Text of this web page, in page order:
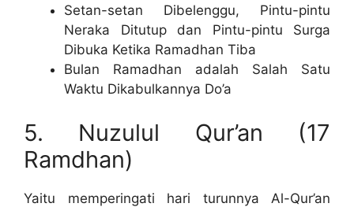
Setan-setan Dibelenggu, Pintu-pintu
Neraka Ditutup dan Pintu-pintu Surga
Dibuka Ketika Ramadhan Tiba
Bulan Ramadhan adalah Salah Satu
Waktu Dikabulkannya Do’a
5. Nuzulul Qur’an (17
Ramdhan)
Yaitu memperingati hari turunnya Al-Qur’an